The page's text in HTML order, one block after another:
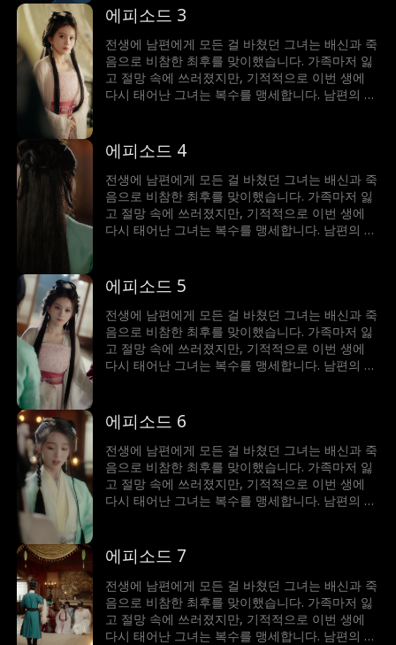
수극을 지켜보세요.
에피소드 3
전생에 남편에게 모든 걸 바쳤던 그녀는 배신과 죽
음으로 비참한 최후를 맞이했습니다. 가족마저 잃
고 절망 속에 쓰러졌지만, 기적적으로 이번 생에
다시 태어난 그녀는 복수를 맹세합니다. 남편의 정
수극을 지켜보세요.
에피소드 4
전생에 남편에게 모든 걸 바쳤던 그녀는 배신과 죽
음으로 비참한 최후를 맞이했습니다. 가족마저 잃
고 절망 속에 쓰러졌지만, 기적적으로 이번 생에
다시 태어난 그녀는 복수를 맹세합니다. 남편의 정
수극을 지켜보세요.
에피소드 5
전생에 남편에게 모든 걸 바쳤던 그녀는 배신과 죽
음으로 비참한 최후를 맞이했습니다. 가족마저 잃
고 절망 속에 쓰러졌지만, 기적적으로 이번 생에
다시 태어난 그녀는 복수를 맹세합니다. 남편의 정
수극을 지켜보세요.
에피소드 6
전생에 남편에게 모든 걸 바쳤던 그녀는 배신과 죽
음으로 비참한 최후를 맞이했습니다. 가족마저 잃
고 절망 속에 쓰러졌지만, 기적적으로 이번 생에
다시 태어난 그녀는 복수를 맹세합니다. 남편의 정
수극을 지켜보세요.
에피소드 7
전생에 남편에게 모든 걸 바쳤던 그녀는 배신과 죽
음으로 비참한 최후를 맞이했습니다. 가족마저 잃
고 절망 속에 쓰러졌지만, 기적적으로 이번 생에
다시 태어난 그녀는 복수를 맹세합니다. 남편의 정